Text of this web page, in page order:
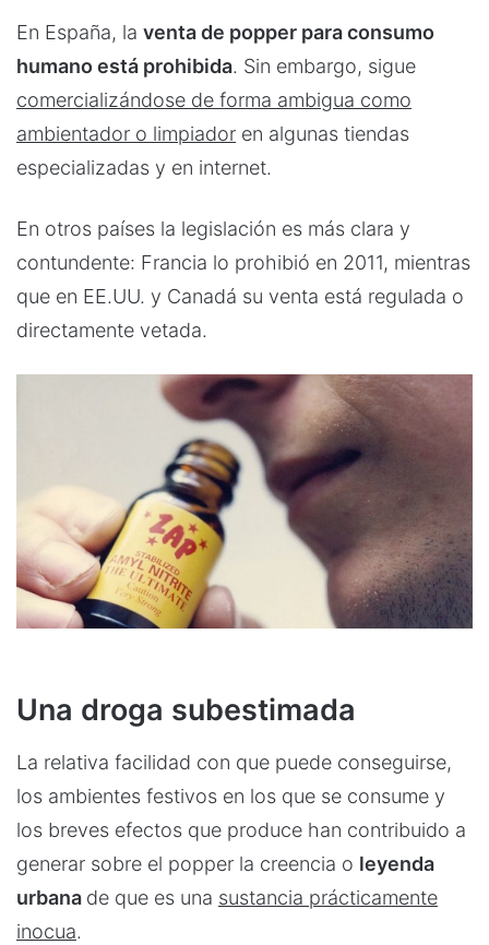
En España, la venta de popper para consumo
humano está prohibida. Sin embargo, sigue
comercializándose de forma ambigua como
ambientador o limpiador en algunas tiendas
especializadas y en internet.
En otros países la legislación es más clara y
contundente: Francia lo prohibió en 2011, mientras
que en EE.UU. y Canadá su venta está regulada o
directamente vetada.
Una droga subestimada
La relativa facilidad con que puede conseguirse,
los ambientes festivos en los que se consume y
los breves efectos que produce han contribuido a
generar sobre el popper la creencia o leyenda
urbana de que es una sustancia prácticamente
inocua.